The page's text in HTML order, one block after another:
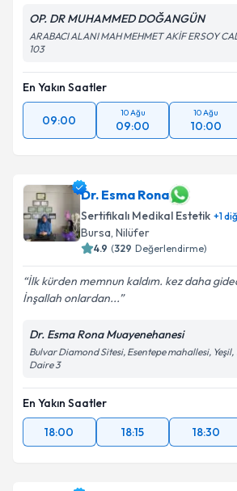
OP. DR MUHAMMED DOĞANGÜN
ARABACI ALANI MAH MEHMET AKİF ERSOY
103
En Yakın Saatler
09:00
10 Ağu
09:00
10 Ağu
10:00
Dr. Esma Rona
Sertifikalı Medikal Estetik +1
Bursa, Nilüfer
4.9 (329 Değerlendirme)
İlk kürden memnun kaldım. kez daha
İnşallah onlardan...
Dr. Esma Rona Muayenehanesi
Bulvar Diamond Sitesi, Esentepe mahallesi, Yeşil,
Daire 3
En Yakın Saatler
18:00
18:15 18:30